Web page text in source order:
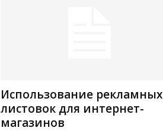
Использование рекламных
листовок для интернет-
магазинов